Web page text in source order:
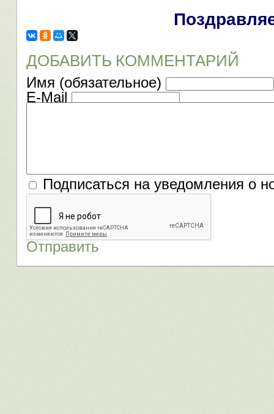
ДОБАВИТЬ КОММЕНТАРИЙ
Имя (обязательное)
E-Mail
Подписаться на уведомления о
Отправить